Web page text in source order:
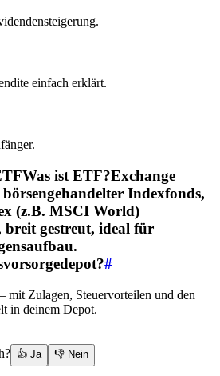
einfach erklärt.
Was ist ETF?Exchange
Indexfonds,
(z.B. MSCI World)
gestreut, ideal für
#
Zulagen, Steuervorteilen und den
in deinem Depot.
👍 Ja 👎 Nein